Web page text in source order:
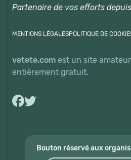
Partenaire de vos efforts
MENTIONS LÉGALESPOLITIQUE DE
vetete.com est un site
entièrement gratuit.
Bouton réservé aux